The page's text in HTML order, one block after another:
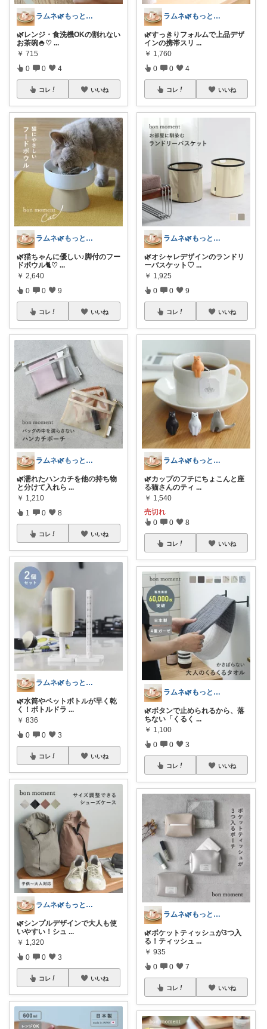
ラムネ🌿もっと快適な暮らし 𖠿
🌿レンジ・食洗機OKの割れない
お茶碗🍚♡ ...
￥ 715
0 0 4
コレ いいね
ラムネ🌿もっと快適な暮らし 𖠿
🌿猫ちゃんに優しい♪脚付のフー
ドボウル🐈♡ ...
￥ 2,640
0 0 9
コレ いいね
ラムネ🌿もっと快適な暮らし 𖠿
🌿濡れたハンカチを他の持ち物
と分けて入れら ...
￥ 1,210
1 0 8
コレ いいね
ラムネ🌿もっと快適な暮らし 𖠿
🌿水筒やペットボトルが早く乾
く！ボトルドラ ...
￥ 836
0 0 3
コレ いいね
ラムネ🌿もっと快適な暮らし 𖠿
🌿シンプルデザインで大人も使
いやすい！シュ ...
￥ 1,320
0 0 3
コレ いいね
ラムネ🌿もっと快適な暮らし 𖠿
🌿すっきりフォルムで上品デザ
インの携帯スリ ...
￥ 1,760
0 0 4
コレ いいね
ラムネ🌿もっと快適な暮らし 𖠿
🌿オシャレデザインのランドリ
ーバスケット♡ ...
￥ 1,925
0 0 9
コレ いいね
ラムネ🌿もっと快適な暮らし 𖠿
🌿カップのフチにちょこんと座
る猫さんのティ ...
￥ 1,540
売切れ
0 0 8
コレ いいね
ラムネ🌿もっと快適な暮らし 𖠿
🌿ボタンで止められるから、落
ちない「くるく ...
￥ 1,100
0 0 3
コレ いいね
ラムネ🌿もっと快適な暮らし 𖠿
🌿ポケットティッシュが3つ入
る！ティッシュ ...
￥ 935
0 0 7
コレ いいね